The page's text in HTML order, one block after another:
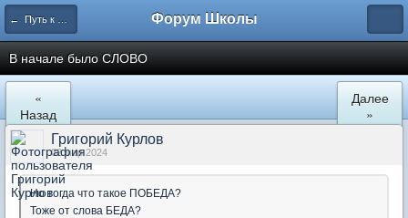
← Путь к Дураку Форум Школы
В начале было СЛОВО
«
Назад
Далее
»
Григорий Курлов
02 мар 2024
Но тогда что такое ПОБЕДА?
Тоже от слова БЕДА?